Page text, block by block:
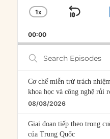
CHANGE
RATE
1X
SKIP
00:00
Search
Episodes
Cơ chế miễn trừ trách
khoa học và công nghệ rủi
08/08/2026
Giai đoạn tiếp theo trong
của Trung Quốc